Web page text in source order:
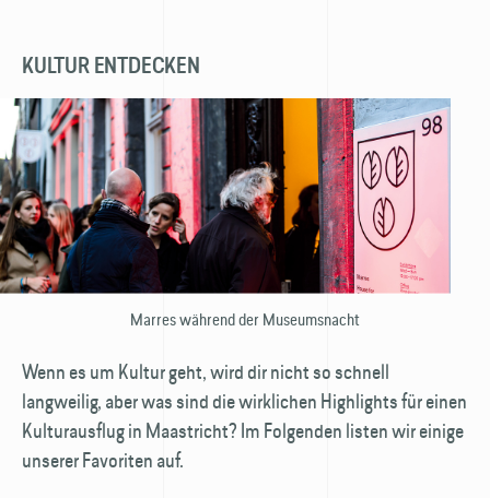
KULTUR ENTDECKEN
Marres während der Museumsnacht
Wenn es um Kultur geht, wird dir nicht so schnell
langweilig, aber was sind die wirklichen Highlights für einen
Kulturausflug in Maastricht? Im Folgenden listen wir einige
unserer Favoriten auf.